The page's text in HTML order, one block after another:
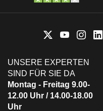
UNSERE EXPERTEN
SIND FÜR SIE DA
Montag - Freitag 9.00-
12.00 Uhr / 14.00-18.00
Uhr